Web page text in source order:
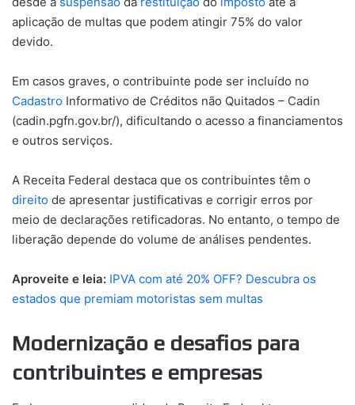
aplicação de multas que podem atingir 75% do valor
devido.
Em casos graves, o contribuinte pode ser incluído no
Cadastro Informativo de Créditos não Quitados – Cadin
(cadin.pgfn.gov.br/), dificultando o acesso a financiamentos
e outros serviços.
A Receita Federal destaca que os contribuintes têm o
direito de apresentar justificativas e corrigir erros por
meio de declarações retificadoras. No entanto, o tempo de
liberação depende do volume de análises pendentes.
Aproveite e leia: IPVA com até 20% OFF? Descubra os
estados que premiam motoristas sem multas
Modernização e desafios para
contribuintes e empresas